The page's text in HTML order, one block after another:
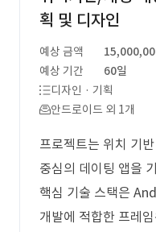
획 및 디자인
예상 금액
예상 기간
60일
디자인 · 기획
안드로이드 외 1개
프로젝트는 위치 기
중심의 데이팅 앱을
핵심 기술 스택은
개발에 적합한 프레